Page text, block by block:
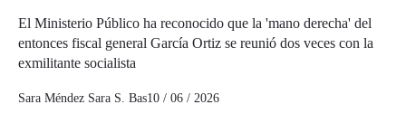
El Ministerio Público ha reconocido que la 'mano derecha' del
entonces fiscal general García Ortiz se reunió dos veces con la
exmilitante socialista
Sara Méndez Sara S. Bas10 / 06 / 2026